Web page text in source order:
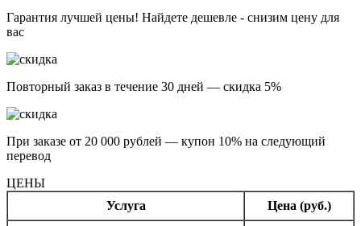
Гарантия лучшей цены! Найдете дешевле - снизим цену для
вас
Повторный заказ в течение 30 дней — скидка 5%
При заказе от 20 000 рублей — купон 10% на следующий
перевод
ЦЕНЫ
Услуга
Цена (руб.)